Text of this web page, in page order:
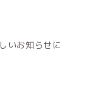
いお知らせに